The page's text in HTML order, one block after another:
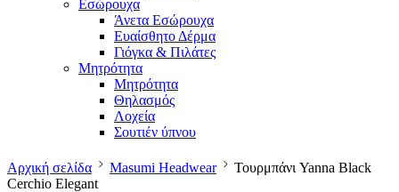
Εσώρουχα
Άνετα Εσώρουχα
Ευαίσθητο Δέρμα
Γιόγκα & Πιλάτες
Μητρότητα
Μητρότητα
Θηλασμός
Λοχεία
Σουτιέν ύπνου
Αρχική σελίδα Masumi Headwear
Τουρμπάνι Yanna Black
Cerchio Elegant